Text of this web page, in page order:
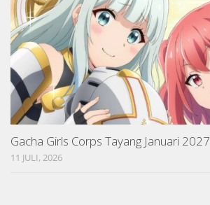
Gacha Girls Corps Tayang Januari 2027
11 JULI, 2026